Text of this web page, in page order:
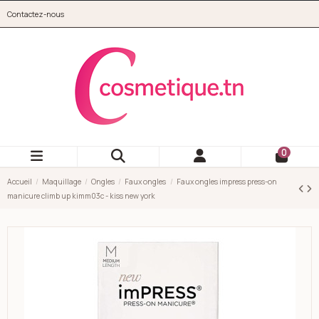
Contactez-nous
0
Accueil Maquillage Ongles Faux ongles
Faux ongles impress press-on
manicure climb up kimm03c - kiss new york